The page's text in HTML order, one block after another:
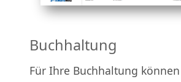
Buchhaltung
Für Ihre Buchhaltung